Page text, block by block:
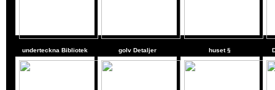
underteckna Bibliotek golv Detaljer huset §